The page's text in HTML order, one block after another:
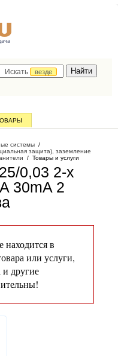
Искать
везде
системы /
защита), заземление
/ Товары и услуги
0,03 2-х
30mA 2
в
или услуги,
другие